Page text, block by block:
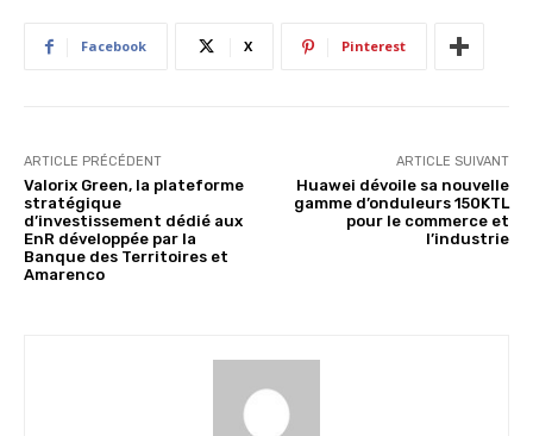
Facebook X Pinterest
ARTICLE PRÉCÉDENT
Valorix Green, la plateforme
stratégique
d’investissement dédié aux
EnR développée par la
Banque des Territoires et
Amarenco
ARTICLE SUIVANT
Huawei dévoile sa nouvelle
gamme d’onduleurs 150KTL
pour le commerce et
l’industrie